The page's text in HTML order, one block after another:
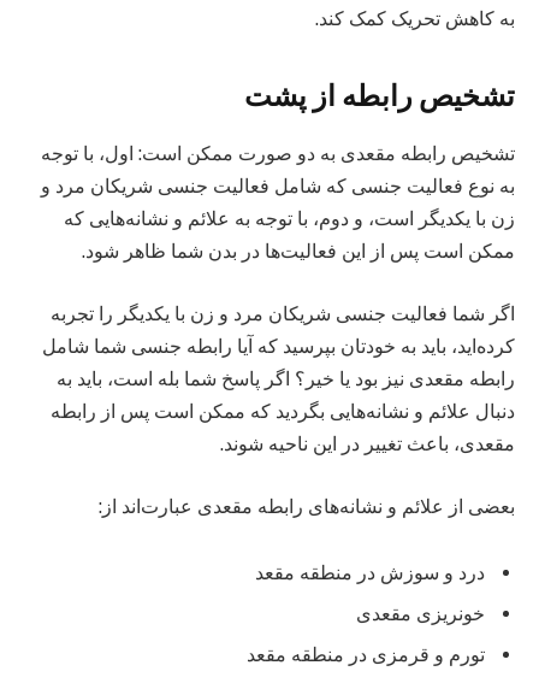
به کاهش تحریک کمک کند.
تشخیص رابطه از پشت
تشخیص رابطه مقعدی به دو صورت ممکن است: اول، با توجه
به نوع فعالیت جنسی که شامل فعالیت جنسی شریکان مرد و
زن با یکدیگر است، و دوم، با توجه به علائم و نشانه‌هایی که
ممکن است پس از این فعالیت‌ها در بدن شما ظاهر شود.
اگر شما فعالیت جنسی شریکان مرد و زن با یکدیگر را تجربه
کرده‌اید، باید به خودتان بپرسید که آیا رابطه جنسی شما شامل
رابطه مقعدی نیز بود یا خیر؟ اگر پاسخ شما بله است، باید به
دنبال علائم و نشانه‌هایی بگردید که ممکن است پس از رابطه
مقعدی، باعث تغییر در این ناحیه شوند.
بعضی از علائم و نشانه‌های رابطه مقعدی عبارت‌اند از:
درد و سوزش در منطقه مقعد
خونریزی مقعدی
تورم و قرمزی در منطقه مقعد